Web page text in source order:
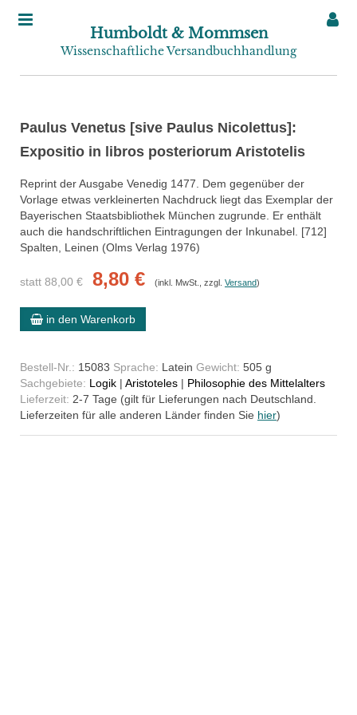
Humboldt & Mommsen
Wissenschaftliche Versandbuchhandlung
Paulus Venetus [sive Paulus Nicolettus]:
Expositio in libros posteriorum Aristotelis
Reprint der Ausgabe Venedig 1477. Dem gegenüber der
Vorlage etwas verkleinerten Nachdruck liegt das Exemplar der
Bayerischen Staatsbibliothek München zugrunde. Er enthält
auch die handschriftlichen Eintragungen der Inkunabel. [712]
Spalten, Leinen (Olms Verlag 1976)
statt 88,00 € 8,80 € (inkl. MwSt., zzgl. Versand)
in den Warenkorb
Bestell-Nr.: 15083 Sprache: Latein Gewicht: 505 g
Sachgebiete: Logik | Aristoteles | Philosophie des Mittelalters
Lieferzeit: 2-7 Tage (gilt für Lieferungen nach Deutschland.
Lieferzeiten für alle anderen Länder finden Sie hier)